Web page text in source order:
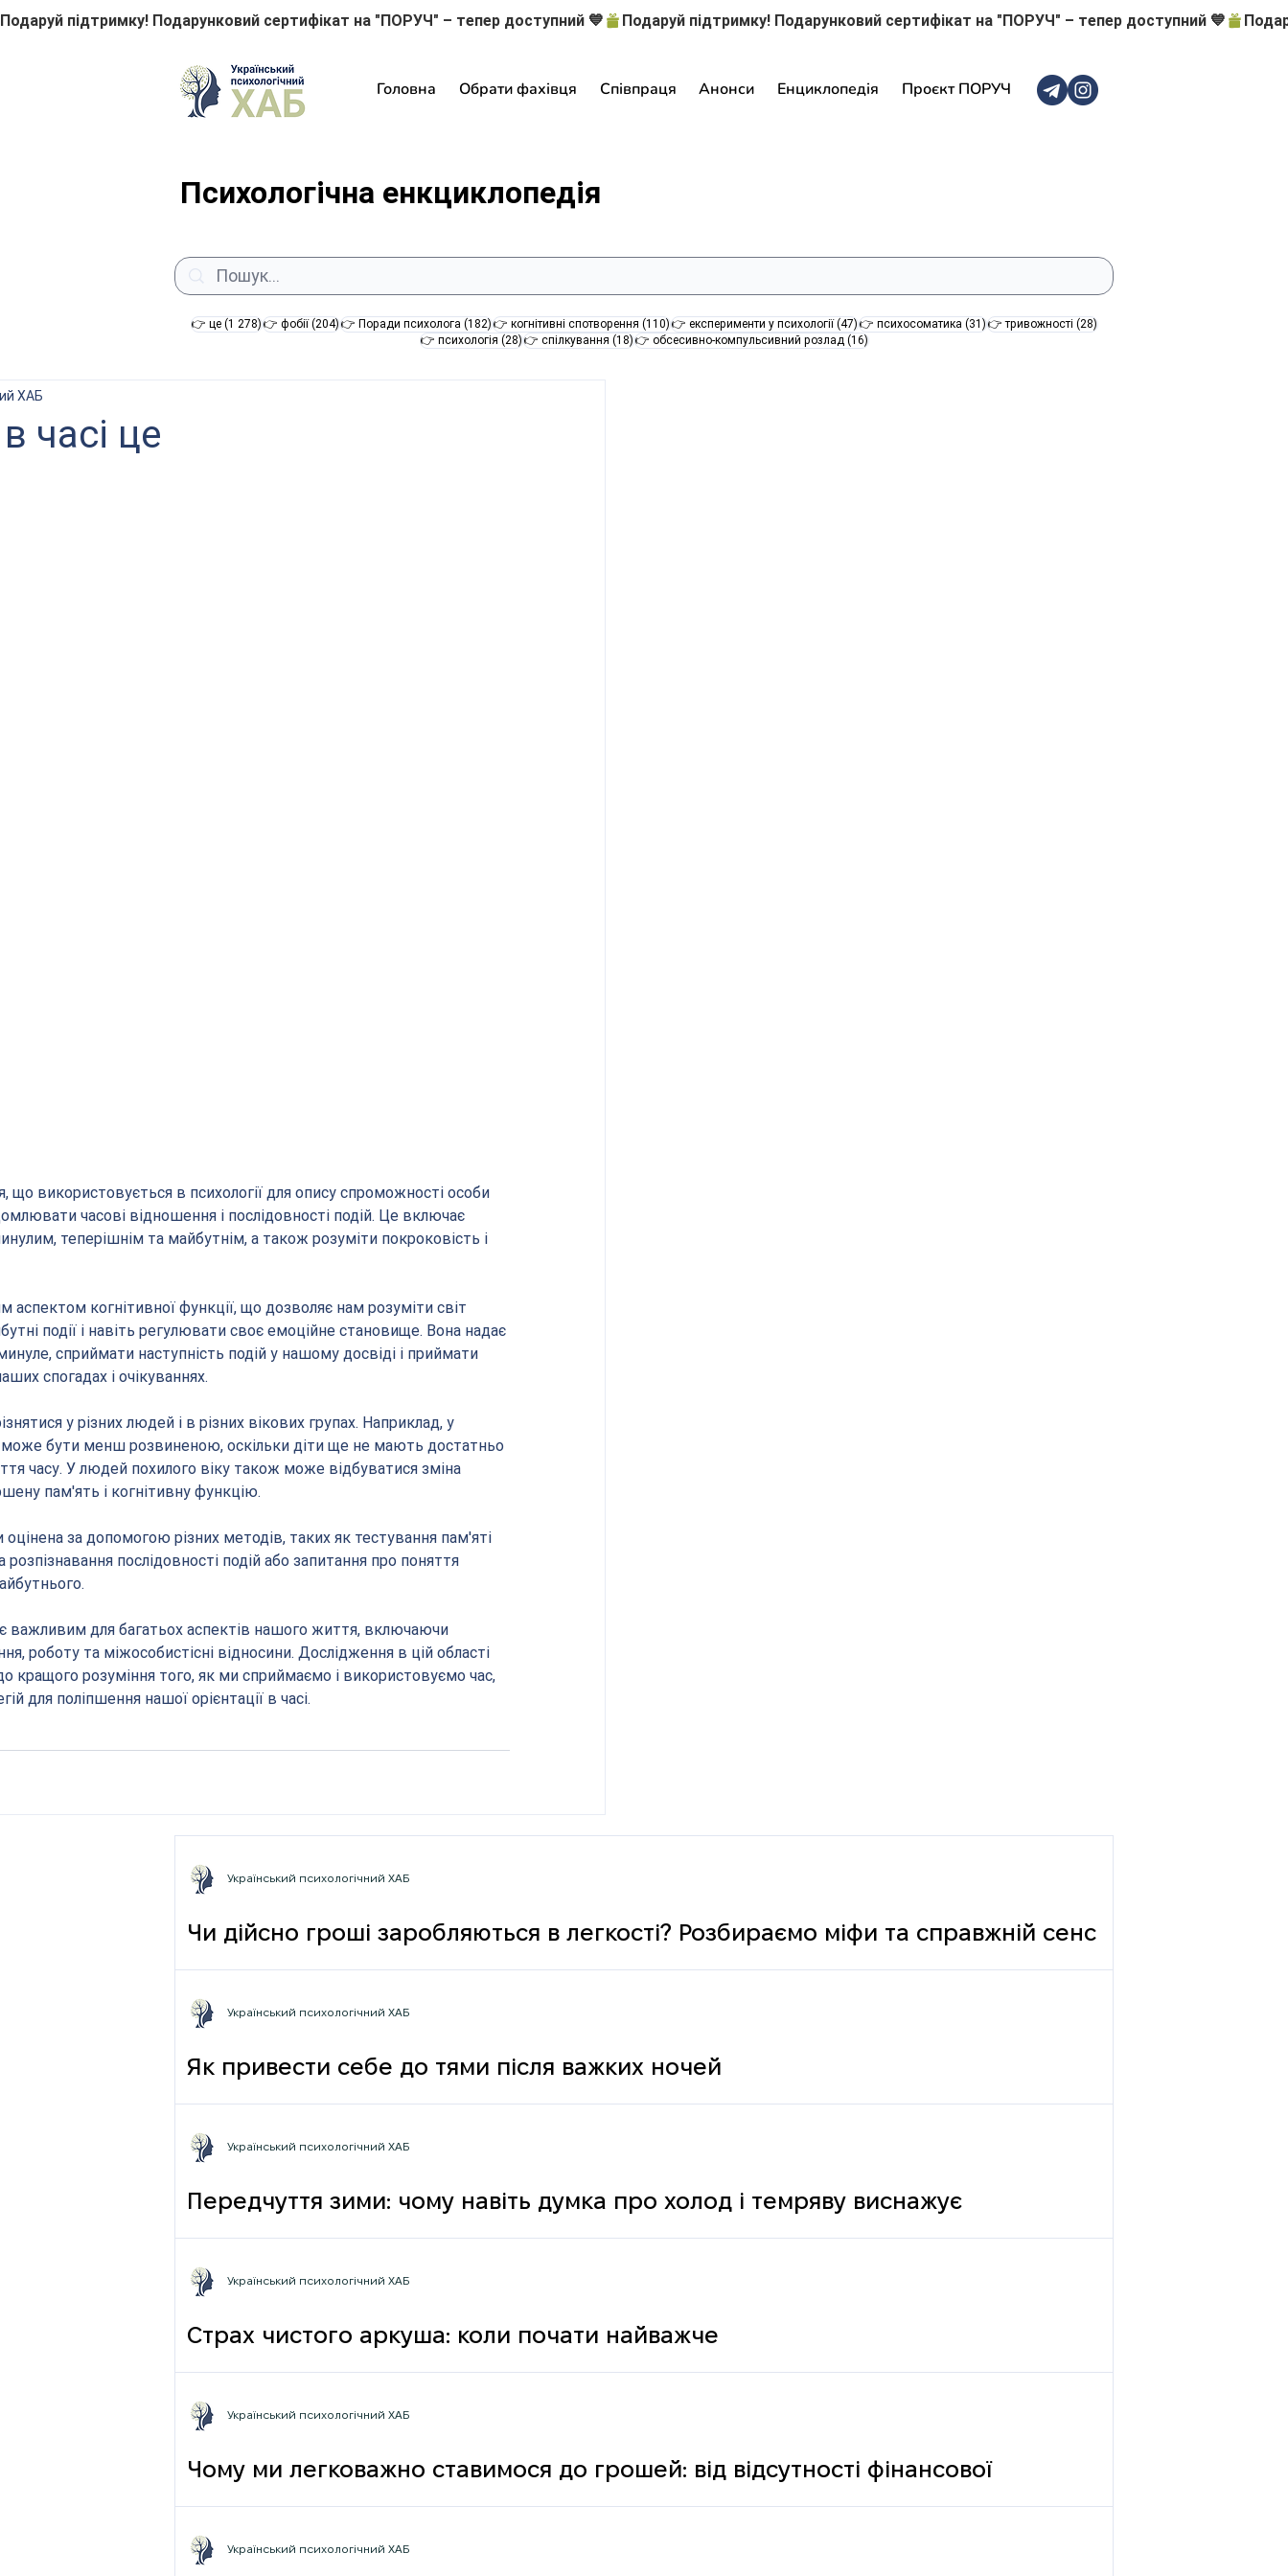
Подаруй підтримку! Подарунковий сертифікат на "ПОРУЧ" – тепер доступний 💙
Головна Обрати фахівця Співпраця Анонси Енциклопедія Проєкт ПОРУЧ
Психологічна енкциклопедія
👉 це (1 278)1 278 постів
👉 фобії (204)204 пости
👉 Поради психолога (182)182 пости
👉 когнітивні спотворення (110)110 постів
👉 експерименти у психології (47)47 постів
👉 психосоматика (31)31 пост
👉 тривожності (28)28 постів
👉 психологія (28)28 постів
👉 спілкування (18)18 постів
👉 обсесивно-компульсивний розлад (16)16 постів
часі це
ХАБ
що використовується в психології для опису спроможності особи
часові відношення і послідовності подій. Це включає
теперішнім та майбутнім, а також розуміти покроковість і
аспектом когнітивної функції, що дозволяє нам розуміти світ
події і навіть регулювати своє емоційне становище. Вона надає
сприймати наступність подій у нашому досвіді і приймати
спогадах і очікуваннях.
у різних людей і в різних вікових групах. Наприклад, у
може бути менш розвиненою, оскільки діти ще не мають достатньо
часу. У людей похилого віку також може відбуватися зміна
пам'ять і когнітивну функцію.
оцінена за допомогою різних методів, таких як тестування пам'яті
послідовності подій або запитання про поняття
є важливим для багатьох аспектів нашого життя, включаючи
роботу та міжособистісні відносини. Дослідження в цій області
кращого розуміння того, як ми сприймаємо і використовуємо час,
для поліпшення нашої орієнтації в часі.
Чи дійсно гроші заробляються в легкості? Розбираємо міфи та справжній сенс
фрази
Український психологічний ХАБ
Як привести себе до тями після важких ночей
Український психологічний ХАБ
Передчуття зими: чому навіть думка про холод і темряву виснажує
Український психологічний ХАБ
Страх чистого аркуша: коли почати найважче
Український психологічний ХАБ
Чому ми легковажно ставимося до грошей: від відсутності фінансової
грамотності до психологічних і психічних причин
Український психологічний ХАБ
Український психологічний ХАБ